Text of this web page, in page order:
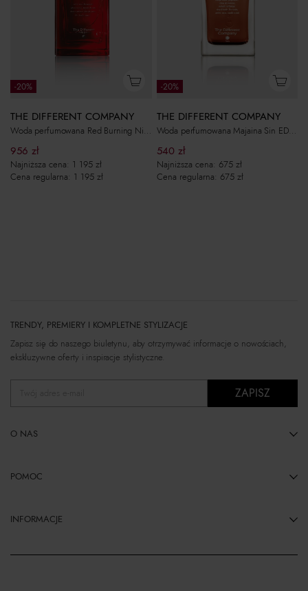
-20%
THE DIFFERENT COMPANY
Woda perfumowana Red Burning Night 100ml
956 zł
Najniższa cena: 1 195 zł
Cena regularna: 1 195 zł
-20%
THE DIFFERENT COMPANY
Woda perfumowana Majaina Sin EDP 100ml
540 zł
Najniższa cena: 675 zł
Cena regularna: 675 zł
TRENDY, PREMIERY I KOMPLETNE STYLIZACJE
Zapisz się do naszego biuletynu, aby otrzymywać informacje o nowościach,
ekskluzywne oferty i inspiracje stylistyczne.
ZAPISZ
O NAS
POMOC
INFORMACJE